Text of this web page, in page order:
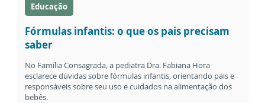
Educação
Fórmulas infantis: o que os pais precisam
saber
No Família Consagrada, a pediatra Dra. Fabiana Hora
esclarece dúvidas sobre fórmulas infantis, orientando pais e
responsáveis sobre seu uso e cuidados na alimentação dos
bebês.